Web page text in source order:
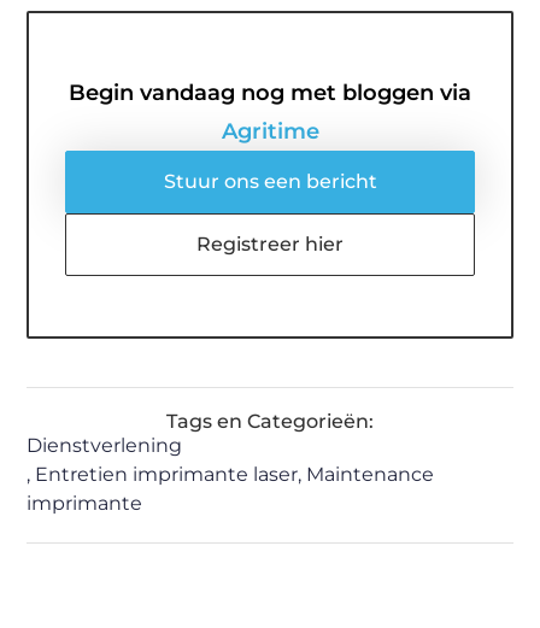
Begin vandaag nog met bloggen via
Agritime
Stuur ons een bericht
Registreer hier
Tags en Categorieën:
Dienstverlening
, Entretien imprimante laser, Maintenance
imprimante